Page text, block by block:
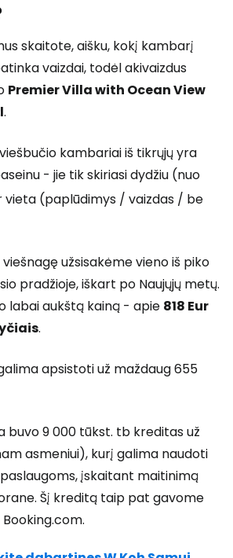
skaitote, aišku, kokį kambarį
vaizdai, todėl akivaizdus
Premier Villa with Ocean View
.
kambariai iš tikrųjų yra
- jie tik skiriasi dydžiu (nuo
vieta (paplūdimys / vaizdas / be
viešnagę užsisakėme vieno iš piko
pradžioje, iškart po Naujųjų metų.
labai aukštą kainą - apie 818 Eur
.
apsistoti už maždaug 655
buvo 9 000 tūkst. tb kreditas už
asmeniui), kurį galima naudoti
įskaitant maitinimą
Šį kreditą taip pat gavome